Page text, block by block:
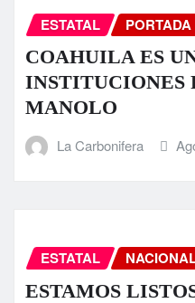
ESTATAL PORTADA
COAHUILA ES
INSTITUCIONES
MANOLO
La Carbonifera
ESTATAL
ESTAMOS